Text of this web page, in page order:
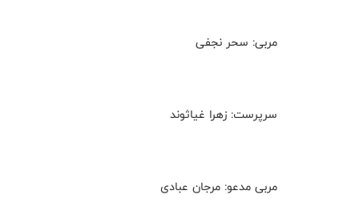
مربی: سحر نجفی
سرپرست: زهرا غیاثوند
مربی مدعو: مرجان عبادی